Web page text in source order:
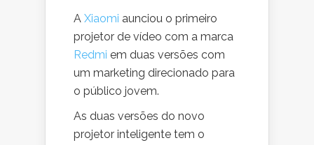
A Xiaomi aunciou o primeiro
projetor de vídeo com a marca
Redmi em duas versões com
um marketing direcionado para
o público jovem.
As duas versões do novo
projetor inteligente tem o